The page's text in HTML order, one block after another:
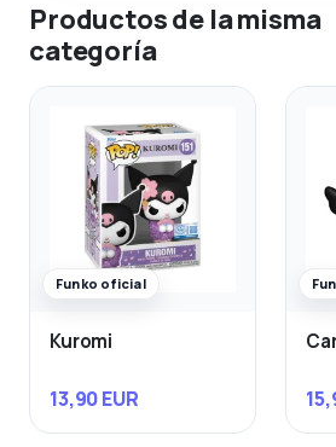
Productos de la misma
categoría
Funko oficial
Kuromi
13,90 EUR